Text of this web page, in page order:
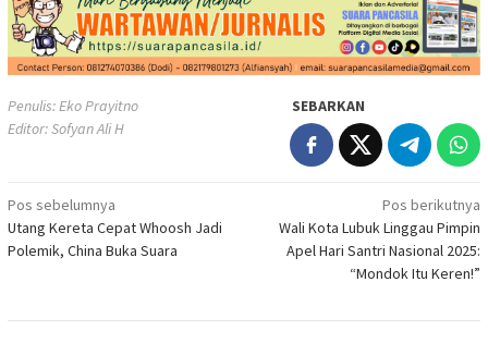
Penulis: Eko Prayitno
Editor: Sofyan Ali H
SEBARKAN
Navigasi
pos
Pos sebelumnya
Utang Kereta Cepat Whoosh Jadi
Polemik, China Buka Suara
Pos berikutnya
Wali Kota Lubuk Linggau Pimpin
Apel Hari Santri Nasional 2025:
“Mondok Itu Keren!”